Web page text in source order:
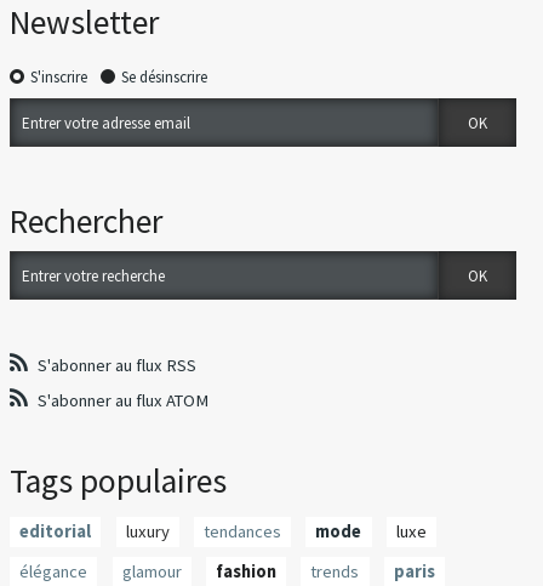
Newsletter
S'inscrire Se désinscrire
Rechercher
S'abonner au flux RSS
S'abonner au flux ATOM
Tags populaires
editorial luxury tendances mode
luxe
élégance
glamour fashion trends paris